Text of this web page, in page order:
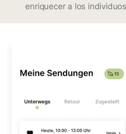
enriquecer a los